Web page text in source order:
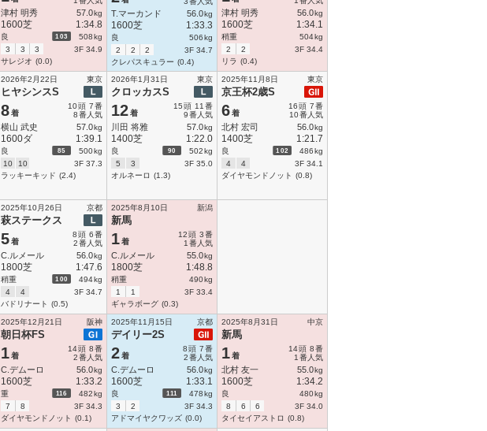
津村 明秀 57.0kg
1600芝 1:34.8
良 103 508kg
3
3 3
3F 34.9
サレジオ (0.0)
T.マーカンド 56.0kg
1600芝 1:33.3
良 506kg
2
2 2
3F 34.7
クレパスキュラー (0.4)
津村 明秀 56.0kg
1600芝 1:34.1
稍重 504kg
2
2
3F 34.4
リラ (0.4)
2026年2月22日 東京
ヒヤシンスS
8着
10頭 7番
8番人気
横山 武史 57.0kg
1600ダ 1:39.1
良 85 500kg
10
10
3F 37.3
ラッキーキッド (2.4)
2026年1月31日 東京
クロッカスS
12着
15頭 11 番
9番人気
川田 将雅 57.0kg
1400芝 1:22.0
良 90 502kg
5
3
3F 35.0
オルネーロ (1.3)
2025年11月8日 東京
京王杯2歳S
6着
16頭 7番
10番人気
北村 宏司 56.0kg
1400芝 1:21.7
良 102 486kg
4
4
3F 34.1
ダイヤモンドノット (0.8)
2025年10月26日 京都
萩ステークス
5着
8頭 6番
2番人気
C.ルメール 56.0kg
1800芝 1:47.6
稍重 100 494kg
4
4
3F 34.7
バドリナート (0.5)
2025年8月10日 新潟
新馬
1着
12頭 3番
1 番人気
C.ルメール 55.0kg
1800芝 1:48.8
稍重 490kg
1
1
3F 33.4
ギャラボーグ (0.3)
2025年12月21日 阪神
朝日杯FS
1着
14頭 8番
2番人気
C.デムーロ 56.0kg
1600芝 1:33.2
重 116 482kg
7
8
3F 34.3
ダイヤモンドノット (0.1)
2025年11月15日 京都
デイリー2S
2着
8頭 7番
2番人気
C.デムーロ 56.0kg
1600芝 1:33.1
良 111 478kg
3
2
3F 34.3
アドマイヤクワッズ (0.0)
2025年8月31日 中京
新馬
1着
14頭 8番
1 番人気
北村 友一 55.0kg
1600芝 1:34.2
良 480kg
8
6 6
3F 34.0
タイセイアストロ (0.8)